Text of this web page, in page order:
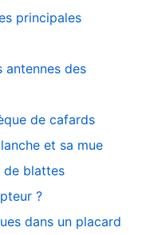
principales
antennes des
de cafards
et sa mue
de blattes
?
dans un placard